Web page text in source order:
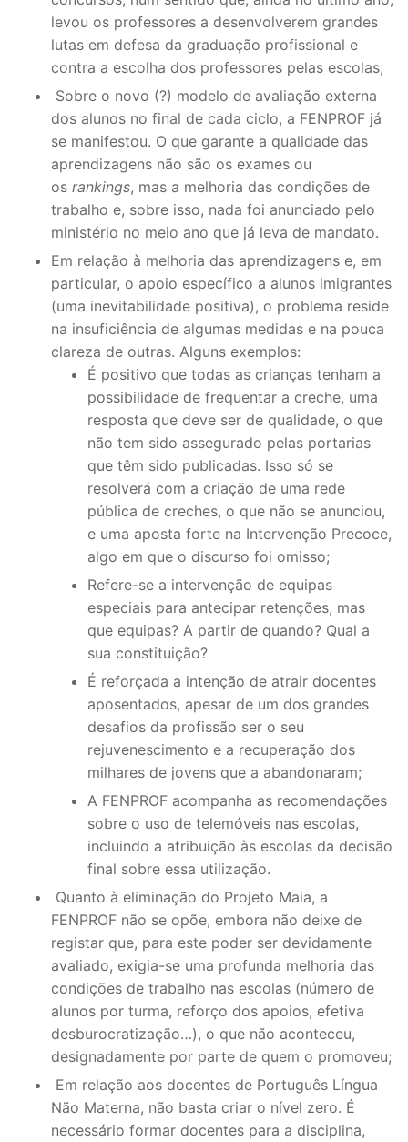
levou os professores a desenvolverem grandes
lutas em defesa da graduação profissional e
contra a escolha dos professores pelas escolas;
Sobre o novo (?) modelo de avaliação externa
dos alunos no final de cada ciclo, a FENPROF já
se manifestou. O que garante a qualidade das
aprendizagens não são os exames ou
os rankings, mas a melhoria das condições de
trabalho e, sobre isso, nada foi anunciado pelo
ministério no meio ano que já leva de mandato.
Em relação à melhoria das aprendizagens e, em
particular, o apoio específico a alunos imigrantes
(uma inevitabilidade positiva), o problema reside
na insuficiência de algumas medidas e na pouca
clareza de outras. Alguns exemplos:
É positivo que todas as crianças tenham a
possibilidade de frequentar a creche, uma
resposta que deve ser de qualidade, o que
não tem sido assegurado pelas portarias
que têm sido publicadas. Isso só se
resolverá com a criação de uma rede
pública de creches, o que não se anunciou,
e uma aposta forte na Intervenção Precoce,
algo em que o discurso foi omisso;
Refere-se a intervenção de equipas
especiais para antecipar retenções, mas
que equipas? A partir de quando? Qual a
sua constituição?
É reforçada a intenção de atrair docentes
aposentados, apesar de um dos grandes
desafios da profissão ser o seu
rejuvenescimento e a recuperação dos
milhares de jovens que a abandonaram;
A FENPROF acompanha as recomendações
sobre o uso de telemóveis nas escolas,
incluindo a atribuição às escolas da decisão
final sobre essa utilização.
Quanto à eliminação do Projeto Maia, a
FENPROF não se opõe, embora não deixe de
registar que, para este poder ser devidamente
avaliado, exigia-se uma profunda melhoria das
condições de trabalho nas escolas (número de
alunos por turma, reforço dos apoios, efetiva
desburocratização…), o que não aconteceu,
designadamente por parte de quem o promoveu;
Em relação aos docentes de Português Língua
Não Materna, não basta criar o nível zero. É
necessário formar docentes para a disciplina,